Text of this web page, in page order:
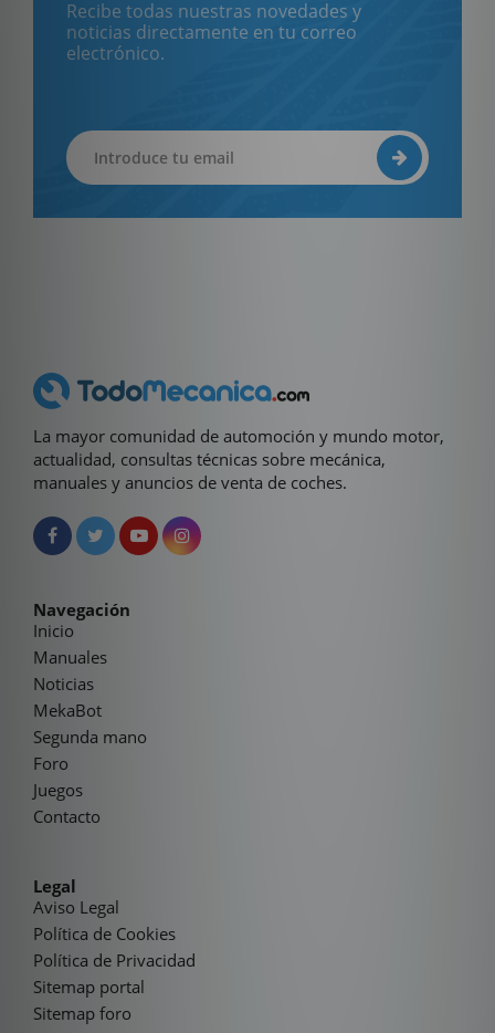
Recibe todas nuestras novedades y
noticias directamente en tu correo
electrónico.
La mayor comunidad de automoción y mundo motor,
actualidad, consultas técnicas sobre mecánica,
manuales y anuncios de venta de coches.
Navegación
Inicio
Manuales
Noticias
MekaBot
Segunda mano
Foro
Juegos
Contacto
Legal
Aviso Legal
Política de Cookies
Política de Privacidad
Sitemap portal
Sitemap foro